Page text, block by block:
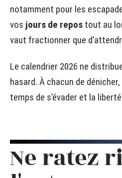
notamment pour les
vos jours de repos tout au
vaut fractionner que
Le calendrier 2026 ne
hasard. À chacun de
temps de s’évader et la
Ne ratez